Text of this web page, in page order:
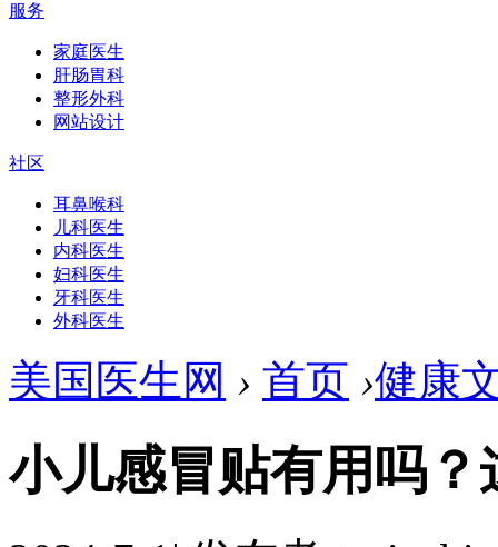
服务
家庭医生
肝肠胃科
整形外科
网站设计
社区
耳鼻喉科
儿科医生
内科医生
妇科医生
牙科医生
外科医生
美国医生网 › 首页 ›健康
小儿感冒贴有用吗